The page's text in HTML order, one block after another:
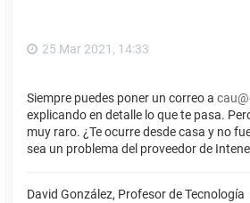
25 Mar 2021, 14:33
Siempre puedes poner un correo a
explicando en detalle lo que te pasa.
muy raro. ¿Te ocurre desde casa y no
sea un problema del proveedor de
David González, Profesor de Tecnología